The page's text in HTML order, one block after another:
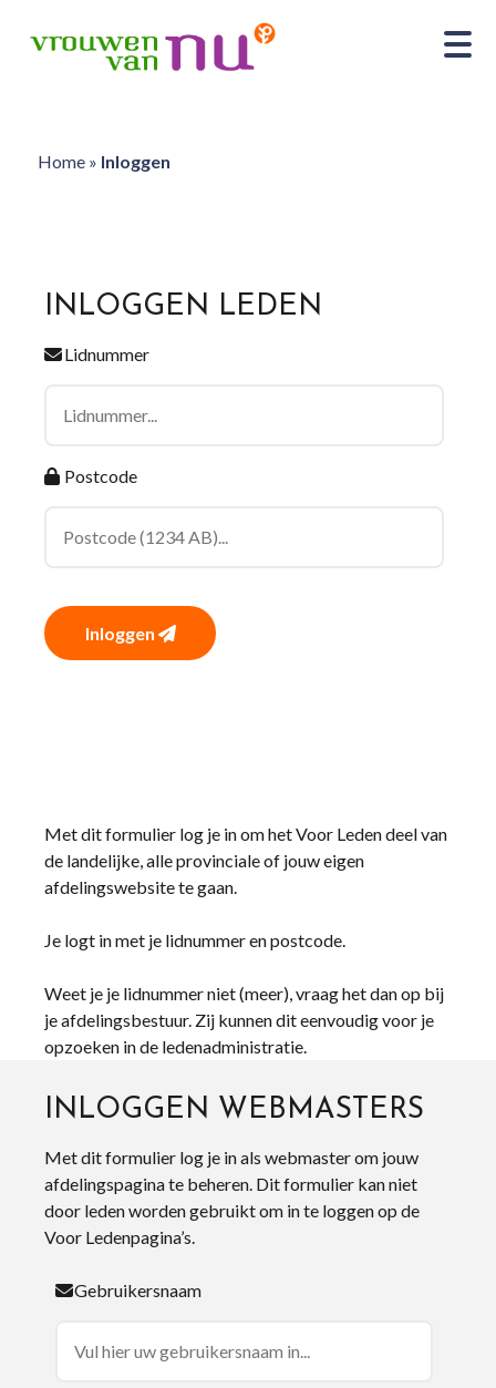
Home» Inloggen
INLOGGEN LEDEN
Lidnummer
Postcode
Inloggen
Met dit formulier log je in om het Voor Leden deel van
de landelijke, alle provinciale of jouw eigen
afdelingswebsite te gaan.
Je logt in met je lidnummer en postcode.
Weet je je lidnummer niet (meer), vraag het dan op bij
je afdelingsbestuur. Zij kunnen dit eenvoudig voor je
opzoeken in de ledenadministratie.
INLOGGEN WEBMASTERS
Met dit formulier log je in als webmaster om jouw
afdelingspagina te beheren. Dit formulier kan niet
door leden worden gebruikt om in te loggen op de
Voor Ledenpagina’s.
Gebruikersnaam